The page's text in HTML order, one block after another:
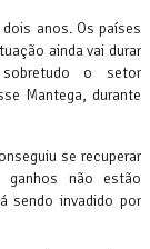
anos. Os países
ainda vai durar
o setor
Mantega, durante
se recuperar
ganhos não estão
sendo invadido por